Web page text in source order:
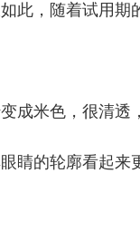
此，随着试用期
成米色，很清透
睛的轮廓看起